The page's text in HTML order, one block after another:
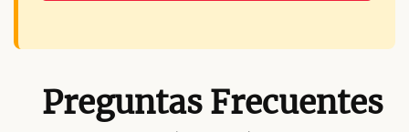
Preguntas Frecuentes